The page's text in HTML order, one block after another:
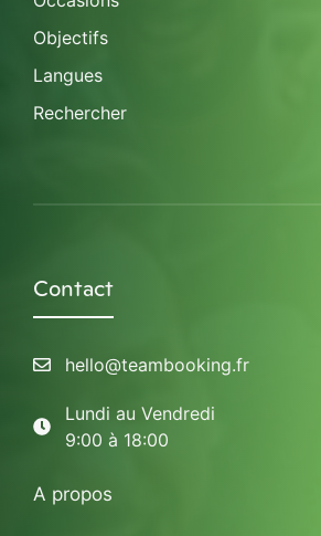
Objectifs
Langues
Rechercher
Contact
hello@teambooking.fr
Lundi au Vendredi
9:00 à 18:00
A propos